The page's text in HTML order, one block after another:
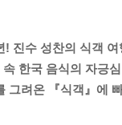
! 진수 성찬의 식객
한국 음식의 자긍
그려온 『식객』에